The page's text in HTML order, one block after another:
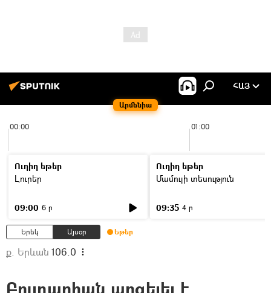
Արմենիա
ՀԱՅ
00:00 01:00
Ուղիղ եթեր
Լուրեր
09:00 6 ր
Ուղիղ եթեր
Մամուլի տեսություն
09:35 4 ր
Երեկ Այսօր Եթեր
ք. Երևան 106.0